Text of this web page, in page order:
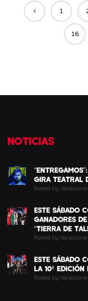
1
16
NOTICIAS
GIRA TEATRAL
Posted by
ESTE SÁBADO
GANADORES
“TIERRA DE
Posted by
ESTE SÁBADO
LA 10ª EDICIÓN
Posted by